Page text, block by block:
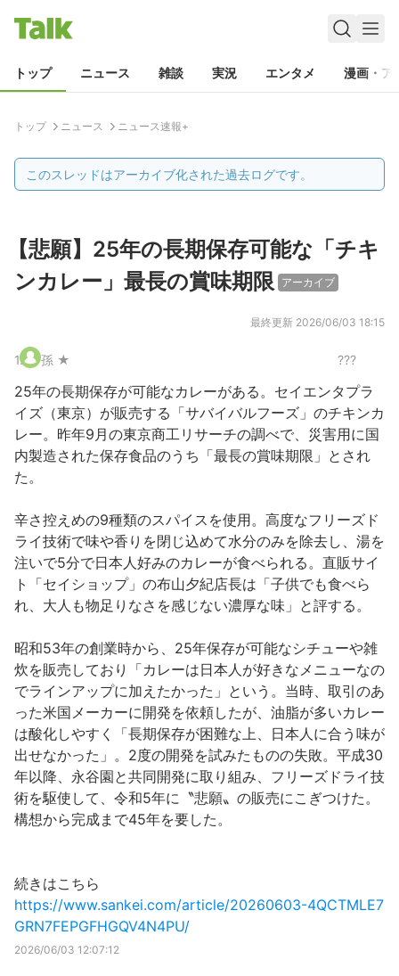
トップ ニュース 雑談 実況 エンタメ 漫画・ア
トップ ニュース ニュース速報+
このスレッドはアーカイブ化された過去ログです。
【悲願】25年の長期保存可能な「チキ
ンカレー」最長の賞味期限 アーカイブ
最終更新 2026/06/03 18:15
1. 孫 ★ ???
25年の長期保存が可能なカレーがある。セイエンタプラ
イズ（東京）が販売する「サバイバルフーズ」のチキンカ
レー。昨年9月の東京商工リサーチの調べで、災害用に国
内製造された保存食品のうち「最長の賞味期限」とされ
た。
辛さ控えめの9種類のスパイスを使用。高度なフリーズド
ライ技術で味や香りを閉じ込めて水分のみを除去し、湯を
注いで5分で日本人好みのカレーが食べられる。直販サイ
ト「セイショップ」の布山夕紀店長は「子供でも食べら
れ、大人も物足りなさを感じない濃厚な味」と評する。
昭和53年の創業時から、25年保存が可能なシチューや雑
炊を販売しており「カレーは日本人が好きなメニューなの
でラインアップに加えたかった」という。当時、取引のあ
った米国メーカーに開発を依頼したが、油脂が多いカレー
は酸化しやすく「長期保存が困難な上、日本人に合う味が
出せなかった」。2度の開発を試みたものの失敗。平成30
年以降、永谷園と共同開発に取り組み、フリーズドライ技
術を駆使して、令和5年に〝悲願〟の販売にこぎつけた。
構想から完成まで45年を要した。
続きはこちら
https://www.sankei.com/article/20260603-4QCTMLE7
GRN7FEPGFHGQV4N4PU/
2026/06/03 12:07:12